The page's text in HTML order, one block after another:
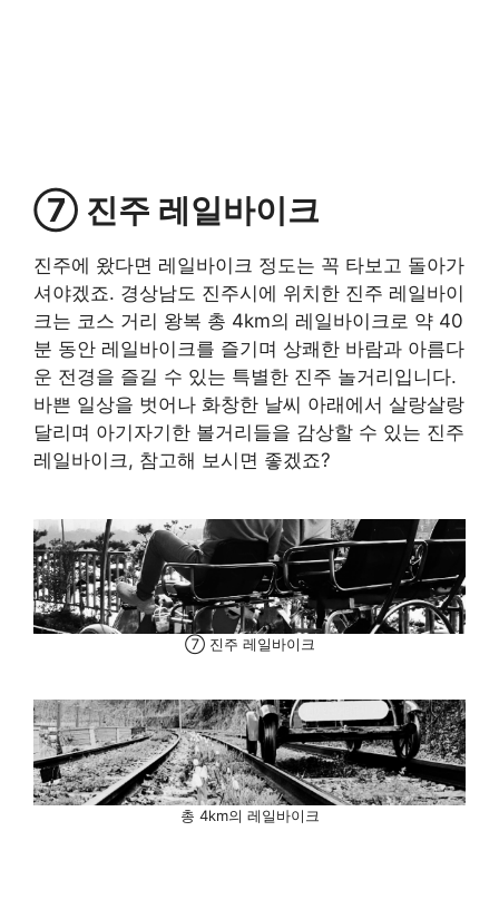
⑦ 진주 레일바이크
진주에 왔다면 레일바이크 정도는 꼭 타보고 돌아가
셔야겠죠. 경상남도 진주시에 위치한 진주 레일바이
크는 코스 거리 왕복 총 4km의 레일바이크로 약 40
분 동안 레일바이크를 즐기며 상쾌한 바람과 아름다
운 전경을 즐길 수 있는 특별한 진주 놀거리입니다.
바쁜 일상을 벗어나 화창한 날씨 아래에서 살랑살랑
달리며 아기자기한 볼거리들을 감상할 수 있는 진주
레일바이크, 참고해 보시면 좋겠죠?
⑦ 진주 레일바이크
총 4km의 레일바이크